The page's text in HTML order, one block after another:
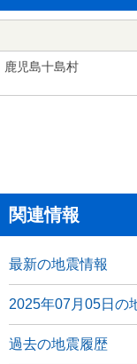
鹿児島十島村
関連情報
最新の地震情報
2025年07月05日の
過去の地震履歴